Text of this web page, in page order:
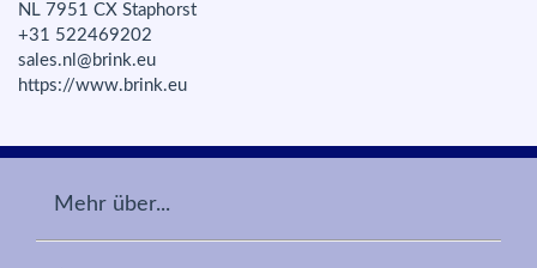
NL 7951 CX Staphorst
+31 522469202
sales.nl@brink.eu
https://www.brink.eu
Mehr über...